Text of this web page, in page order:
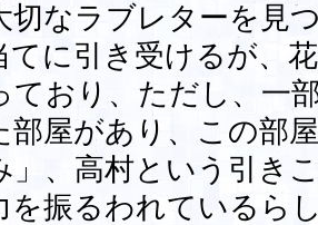
切なラブレターを見
てに引き受けるが、
ており、ただし、一
部屋があり、この部
」、高村という引き
を振るわれているら